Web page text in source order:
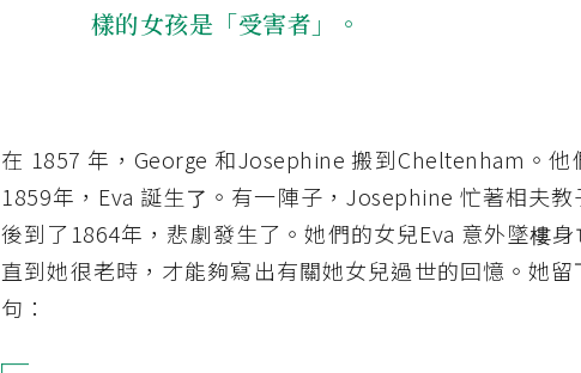
樣的女孩是「受害者」。
在 1857 年，George 和Josephine 搬到Cheltenham。
1859年，Eva 誕生了。有一陣子，Josephine 忙著相夫
後到了1864年，悲劇發生了。她們的女兒Eva 意外墜樓
直到她很老時，才能夠寫出有關她女兒過世的回憶。她
句：